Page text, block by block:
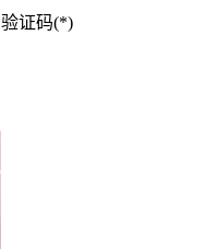
验证码(*)